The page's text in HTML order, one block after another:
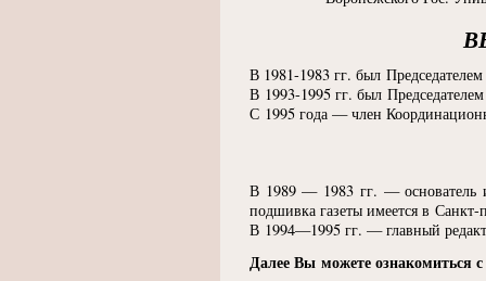
В 1981-1983 гг. был
В 1993-1995 гг. был
С 1995 года — член
В 1989 — 1983 гг. — основатель
подшивка газеты имеется в
В 1994—1995 гг. — главный
Далее Вы можете ознакомиться